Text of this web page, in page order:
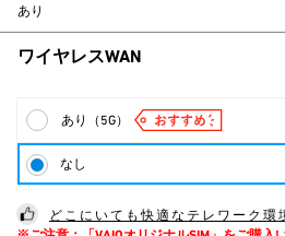
あり
ワイヤレスWAN
あり（5G）
なし
どこにいても快適なテレワーク環